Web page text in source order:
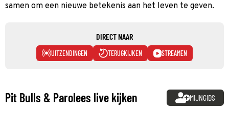
samen om een nieuwe betekenis aan het leven te geven.
DIRECT NAAR
UITZENDINGEN TERUGKIJKEN STREAMEN
Pit Bulls & Parolees live kijken MIJNGIDS